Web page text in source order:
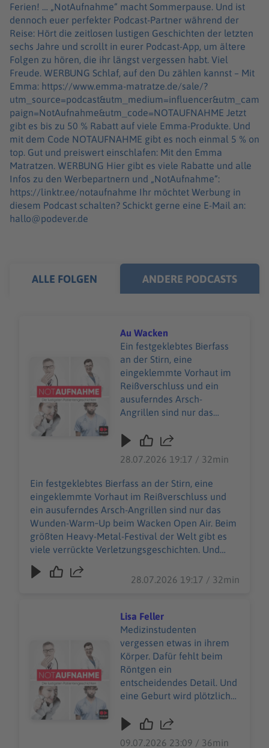
Ferien! … „NotAufnahme“ macht Sommerpause. Und ist
dennoch euer perfekter Podcast-Partner während der
Reise: Hört die zeitlosen lustigen Geschichten der letzten
sechs Jahre und scrollt in eurer Podcast-App, um ältere
Folgen zu hören, die ihr längst vergessen habt. Viel
Freude. WERBUNG Schlaf, auf den Du zählen kannst – Mit
Emma: https://www.emma-matratze.de/sale/?
utm_source=podcast&utm_medium=influencer&utm_cam
paign=NotAufnahme&utm_code=NOTAUFNAHME Jetzt
gibt es bis zu 50 % Rabatt auf viele Emma-Produkte. Und
mit dem Code NOTAUFNAHME gibt es noch einmal 5 % on
top. Gut und preiswert einschlafen: Mit den Emma
Matratzen. WERBUNG Hier gibt es viele Rabatte und alle
Infos zu den Werbepartnern und „NotAufnahme“:
https://linktr.ee/notaufnahme Ihr möchtet Werbung in
diesem Podcast schalten? Schickt gerne eine E-Mail an:
hallo@podever.de
ALLE FOLGEN ANDERE PODCASTS
Audiotitel - Au Wacken
Au Wacken
Ein festgeklebtes Bierfass
an der Stirn, eine
eingeklemmte Vorhaut im
Reißverschluss und ein
ausuferndes Arsch-
Angrillen sind nur das
Wacken Open Air. Beim
Festival der Welt gibt es
viele verrückte
Verletzungsgeschichten.
Und Wiebke Düsberg
macht sich nicht vom
(berühmtesten) Acker,
sondern nimmt die
heilende Herausforderung
500 weiteren
Rescue Squads. 85.000
W:O:A-Fans sind in guten
Händen beim
24‑Stunden‑Sanitätsdienst.
Selbst im schrägsten
*Schlammassel* …
WERBUNG Hier gibt es
viele Rabatte und alle Infos
zu den Werbepartnern und
„NotAufnahme“:
https://linktr.ee/notaufnah
28.07.2026 19:17 / 32min
Ein festgeklebtes Bierfass an der Stirn, eine
eingeklemmte Vorhaut im Reißverschluss und
ein ausuferndes Arsch-Angrillen sind nur das
Wunden-Warm‑Up beim Wacken Open Air. Beim
größten Heavy-Metal-Festival der Welt gibt es
viele verrückte Verletzungsgeschichten. Und
Wiebke Düsberg macht sich nicht vom
(berühmtesten) Acker, sondern nimmt die
Rescue Squads. 85.000 W:O:A-Fans sind in guten
Händen beim 24‑Stunden‑Sanitätsdienst. Selbst
im schrägsten *Schlammassel* … WERBUNG
Hier gibt es viele Rabatte und alle Infos zu den
Werbepartnern und „NotAufnahme“:
https://linktr.ee/notaufnahme Ihr möchtet
Werbung in diesem Podcast schalten? Schickt
gerne eine E-Mail an: hallo@podever.de
28.07.2026 19:17 / 32min
Audiotitel - Lisa Feller
Lisa Feller
Medizinstudenten
vergessen etwas in ihrem
Körper. Dafür fehlt beim
Röntgen ein
entscheidendes Detail. Und
eine Geburt wird plötzlich
Bei Lisa Feller sind sogar
09.07.2026 23:09 / 36min